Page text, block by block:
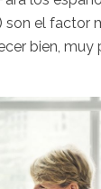
) son el factor
bien, muy